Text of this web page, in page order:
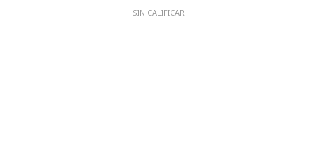
SIN CALIFICAR